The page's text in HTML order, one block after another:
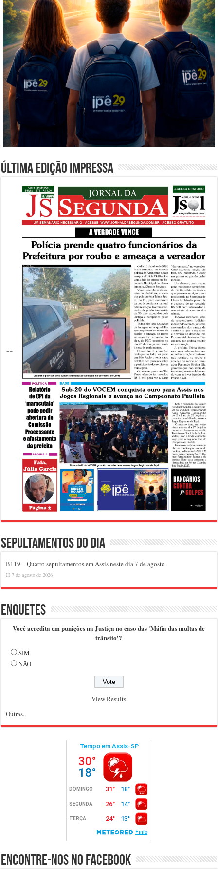
Última edição impressa
Sepultamentos do dia
B119 – Quatro sepultamentos em Assis neste dia 7 de agosto
7 de agosto de 2026
Enquetes
Você acredita em punições na Justiça no caso das 'Máfia das multas de
trânsito'?
SIM
NÃO
View Results
Outras..
Encontre-nos no Facebook